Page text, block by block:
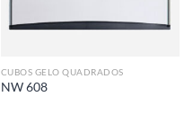
CUBOS GELO QUADRADOS
NW 608